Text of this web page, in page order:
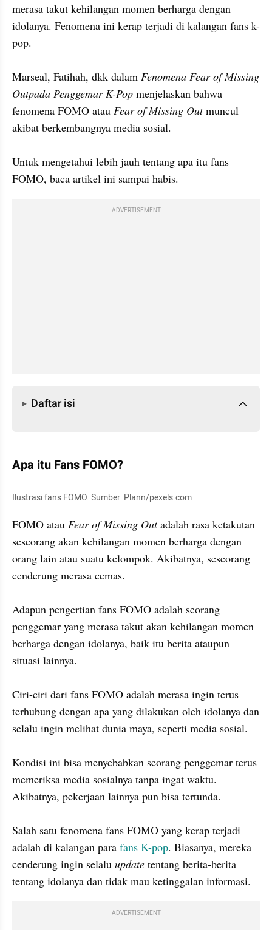
merasa takut kehilangan momen berharga dengan
idolanya. Fenomena ini kerap terjadi di kalangan fans k-
pop.
Marseal, Fatihah, dkk dalam Fenomena Fear of Missing
Outpada Penggemar K-Pop menjelaskan bahwa
fenomena FOMO atau Fear of Missing Out muncul
akibat berkembangnya media sosial.
Untuk mengetahui lebih jauh tentang apa itu fans
FOMO, baca artikel ini sampai habis.
ADVERTISEMENT
Daftar isi
Apa itu Fans FOMO?
Ilustrasi fans FOMO. Sumber: Plann/pexels.com
FOMO atau Fear of Missing Out adalah rasa ketakutan
seseorang akan kehilangan momen berharga dengan
orang lain atau suatu kelompok. Akibatnya, seseorang
cenderung merasa cemas.
Adapun pengertian fans FOMO adalah seorang
penggemar yang merasa takut akan kehilangan momen
berharga dengan idolanya, baik itu berita ataupun
situasi lainnya.
Ciri-ciri dari fans FOMO adalah merasa ingin terus
terhubung dengan apa yang dilakukan oleh idolanya dan
selalu ingin melihat dunia maya, seperti media sosial.
Kondisi ini bisa menyebabkan seorang penggemar terus
memeriksa media sosialnya tanpa ingat waktu.
Akibatnya, pekerjaan lainnya pun bisa tertunda.
Salah satu fenomena fans FOMO yang kerap terjadi
adalah di kalangan para fans K-pop. Biasanya, mereka
cenderung ingin selalu update tentang berita-berita
tentang idolanya dan tidak mau ketinggalan informasi.
ADVERTISEMENT